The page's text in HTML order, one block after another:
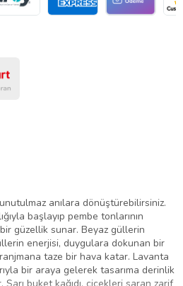
anılara dönüştürebilirsiniz.
başlayıp pembe tonlarının
güzellik sunar. Beyaz güllerin
enerjisi, duygulara dokunan bir
taze bir hava katar. Lavanta
bir araya gelerek tasarıma derinlik